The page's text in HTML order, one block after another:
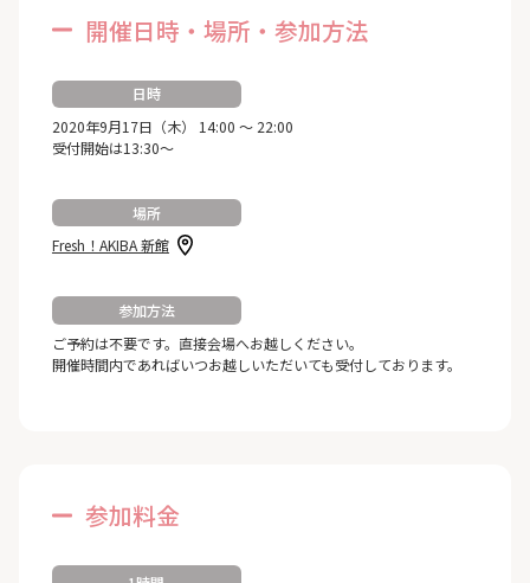
開催日時・場所・参加方法
日時
2020年9月17日（木） 14:00 ～ 22:00
受付開始は13:30～
場所
Fresh！AKIBA 新館
参加方法
ご予約は不要です。直接会場へお越しください。
開催時間内であればいつお越しいただいても受付しております。
参加料金